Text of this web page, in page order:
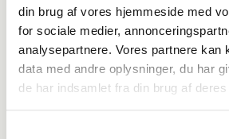
din brug af vores hjemmeside med
for sociale medier,
analysepartnere. Vores partnere kan
data med andre oplysninger, du har
de har indsamlet fra din brug af deres